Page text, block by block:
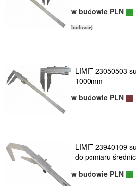
AKCESORIA
KOMPRESORY
URZĄDZENIA
ROZRUCHOWE
PROSTOWNIKI
OSPRZĘT
AGREGATY
w budowie PLN
budowie)
LIMIT 23050503
1000mm
w budowie PLN
LIMIT 23940109
do pomiaru średnic
w budowie PLN